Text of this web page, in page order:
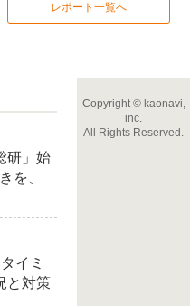
レポート一覧へ
研」始
を、
イミ
と対策
Copyright©kaonavi,
inc.
All Rights Reserved.